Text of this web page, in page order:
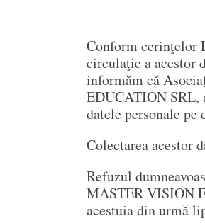
Conform cerinţelor
circulaţie a acestor
informăm că
EDUCATION SRL,
datele personale
Colectarea acestor
Refuzul
MASTER VISION
acestuia din urmă